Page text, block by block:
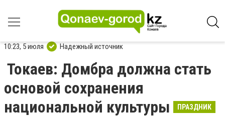
10:23, 5 июля Надежный источник
Токаев: Домбра должна стать
основой сохранения
национальной культуры
ПРАЗДНИК